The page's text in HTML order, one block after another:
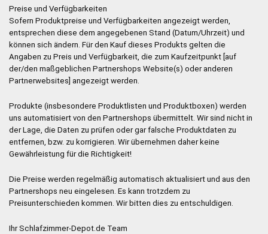
Preise und Verfügbarkeiten
Sofern Produktpreise und Verfügbarkeiten angezeigt werden,
entsprechen diese dem angegebenen Stand (Datum/Uhrzeit) und
können sich ändern. Für den Kauf dieses Produkts gelten die
Angaben zu Preis und Verfügbarkeit, die zum Kaufzeitpunkt [auf
der/den maßgeblichen Partnershops Website(s) oder anderen
Partnerwebsites] angezeigt werden.
Produkte (insbesondere Produktlisten und Produktboxen) werden
uns automatisiert von den Partnershops übermittelt. Wir sind nicht in
der Lage, die Daten zu prüfen oder gar falsche Produktdaten zu
entfernen, bzw. zu korrigieren. Wir übernehmen daher keine
Gewährleistung für die Richtigkeit!
Die Preise werden regelmäßig automatisch aktualisiert und aus den
Partnershops neu eingelesen. Es kann trotzdem zu
Preisunterschieden kommen. Wir bitten dies zu entschuldigen.
Ihr Schlafzimmer-Depot.de Team